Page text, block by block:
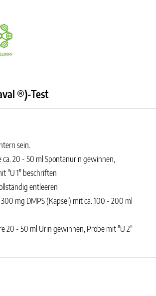
®)-Test
sein.
ca. 20 - 50 ml Spontanurin gewinnen,
"U 1" beschriften
entleeren
mg DMPS (Kapsel) mit ca. 100 - 200 ml
20 - 50 ml Urin gewinnen, Probe mit "U 2"